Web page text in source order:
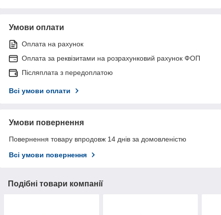
Умови оплати
Оплата на рахунок
Оплата за реквізитами на розрахунковий рахунок ФОП
Післяплата з передоплатою
Всі умови оплати
Умови повернення
Повернення товару впродовж 14 днів за домовленістю
Всі умови повернення
Подібні товари компанії